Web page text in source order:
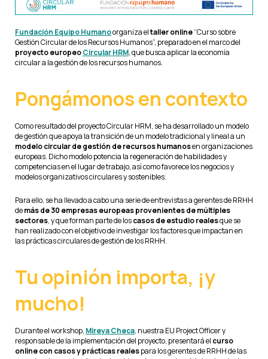
Fundación Equipo Humanoorganiza eltaller online“Curso sobre
Gestión Circular de los Recursos Humanos”, preparado en el marco del
proyecto europeoCircular HRM, que busca aplicar la economía
circular a la gestión de los recursos humanos.
Pongámonos en contexto
Como resultado del proyecto Circular HRM, se ha desarrollado un modelo
de gestión que apoya la transición de un modelo tradicional y lineal a un
modelo circular de gestión de recursos humanosen organizaciones
europeas. Dicho modelo potencia la regeneración de habilidades y
competencias en el lugar de trabajo, así como favorece los negocios y
modelos organizativos circulares y sostenibles.
Para ello, se ha llevado a cabo una serie de entrevistas a gerentes de RRHH
demás de 30 empresas europeas provenientes de múltiples
sectores, y que forman parte de loscasos de estudio realesque se
han realizado con el objetivo de investigar los factores que impactan en
las prácticas circulares de gestión de los RRHH.
Tu opinión importa, ¡y
mucho!
Durante el workshop, Mireya Checa, nuestra EU Project Officer y
responsable de la implementación del proyecto, presentará el curso
online con casos y prácticas realespara los gerentes de RRHH de las